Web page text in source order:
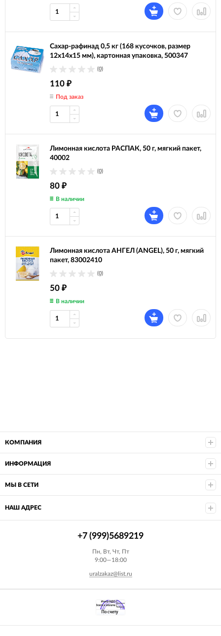
Сахар-рафинад 0,5 кг (168 кусочков, размер
12х14х15 мм), картонная упаковка, 500347
(0)
110 ₽
Под заказ
Лимонная кислота РАСПАК, 50 г, мягкий пакет,
40002
(0)
80 ₽
В наличии
Лимонная кислота АНГЕЛ (ANGEL), 50 г, мягкий
пакет, 83002410
(0)
50 ₽
В наличии
КОМПАНИЯ
ИНФОРМАЦИЯ
МЫ В СЕТИ
НАШ АДРЕС
+7 (999)5689219
Пн, Вт, Чт, Пт
9:00—18:00
uralzakaz@list.ru